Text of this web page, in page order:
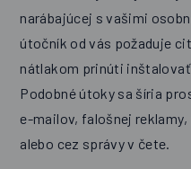
narábajúcej s vašimi
útočník od vás požaduje
nátlakom prinúti
Podobné útoky sa šíria
e-mailov, falošnej
alebo cez správy v čete.